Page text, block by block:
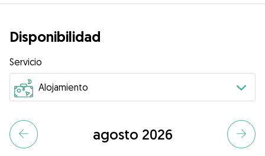
Disponibilidad
Servicio
agosto 2026